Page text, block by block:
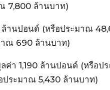
7,800 ล้านบาท)
ล้านปอนด์ (หรือประมาณ
าณ 690 ล้านบาท)
ค่า 1,190 ล้านปอนด์ (หรือ
ประมาณ 5,430 ล้านบาท)